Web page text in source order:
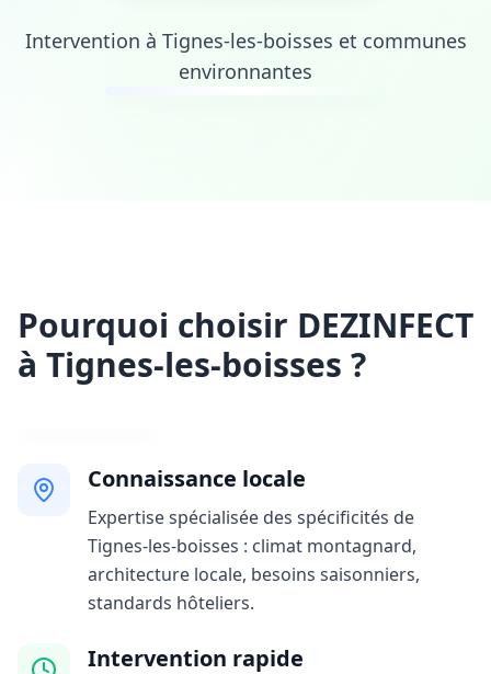
Intervention à Tignes-les-boisses et communes
environnantes
Pourquoi choisir DEZINFECT
à Tignes-les-boisses ?
Connaissance locale
Expertise spécialisée des spécificités de
Tignes-les-boisses : climat montagnard,
architecture locale, besoins saisonniers,
standards hôteliers.
Intervention rapide